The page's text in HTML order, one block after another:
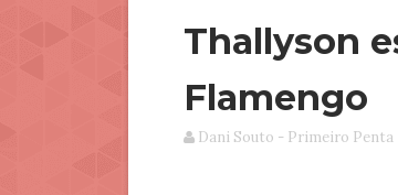
Thallyson
Flamengo
Dani Souto - Primeiro Penta